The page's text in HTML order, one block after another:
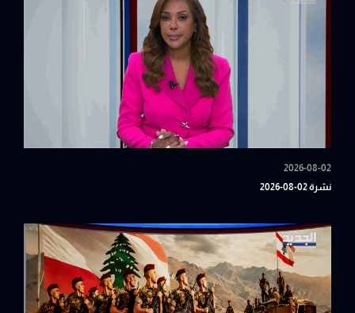
2026-08-02
نشرة 02-08-2026